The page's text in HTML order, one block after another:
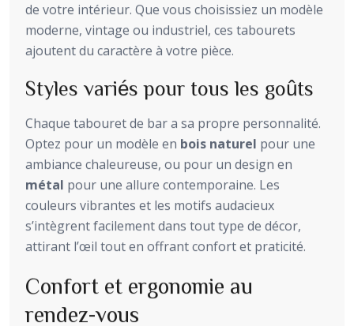
de votre intérieur. Que vous choisissiez un modèle
moderne, vintage ou industriel, ces tabourets
ajoutent du caractère à votre pièce.
Styles variés pour tous les goûts
Chaque tabouret de bar a sa propre personnalité.
Optez pour un modèle en bois naturel pour une
ambiance chaleureuse, ou pour un design en
métal pour une allure contemporaine. Les
couleurs vibrantes et les motifs audacieux
s’intègrent facilement dans tout type de décor,
attirant l’œil tout en offrant confort et praticité.
Confort et ergonomie au
rendez-vous